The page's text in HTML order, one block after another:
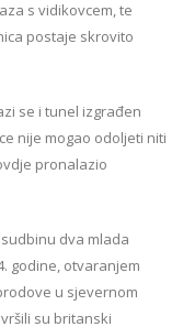
s vidikovcem, te
postaje skrovito
se i tunel izgrađen
nije mogao odoljeti niti
pronalazio
dva mlada
godine, otvaranjem
u sjevernom
su britanski